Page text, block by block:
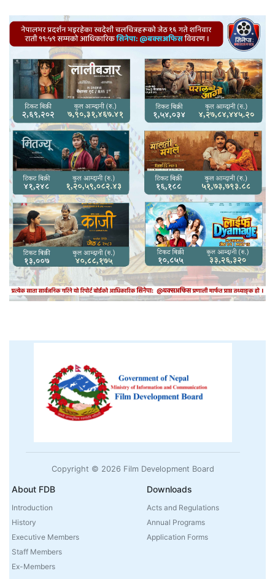
Copyright © 2026 Film Development Board
About FDB
Introduction
History
Executive Members
Staff Members
Ex-Members
Downloads
Acts and Regulations
Annual Programs
Application Forms